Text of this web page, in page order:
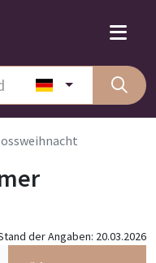
der Angaben: 20.03.2026